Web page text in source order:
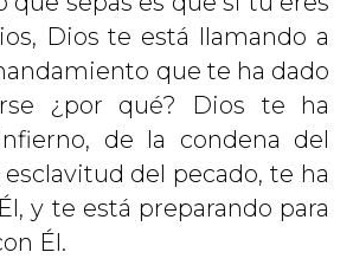
Dios te está llamando a
que te ha dado
¿por qué? Dios te ha
de la condena del
esclavitud del pecado, te ha
y te está preparando para
Él.